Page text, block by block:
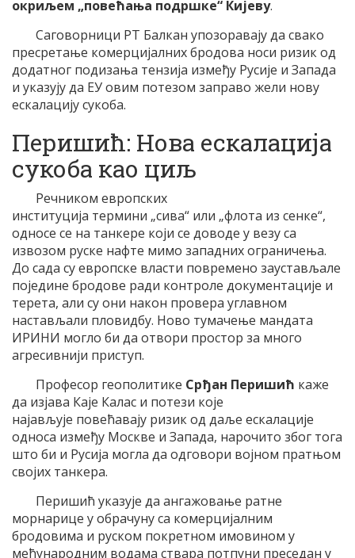
окриљем „повећања подршке“ Кијеву.
Саговорници РТ Балкан упозоравају да свако
пресретање комерцијалних бродова носи ризик од
додатног подизања тензија између Русије и Запада
и указују да ЕУ овим потезом заправо жели нову
ескалацију сукоба.
Перишић: Нова ескалација
сукоба као циљ
Речником европских
институција термини „сива“ или „флота из сенке“,
односе се на танкере који се доводе у везу са
извозом руске нафте мимо западних ограничења.
До сада су европске власти повремено заустављале
поједине бродове ради контроле документације и
терета, али су они након провера углавном
настављали пловидбу. Ново тумачење мандата
ИРИНИ могло би да отвори простор за много
агресивнији приступ.
Професор геополитике Срђан Перишић каже
да изјава Каје Калас и потези које
најављује повећавају ризик од даље ескалације
односа између Москве и Запада, нарочито због тога
што би и Русија могла да одговори војном пратњом
својих танкера.
Перишић указује да ангажовање ратне
морнарице у обрачуну са комерцијалним
бродовима и руском покретном имовином у
међународним водама ствара потпуни преседан у